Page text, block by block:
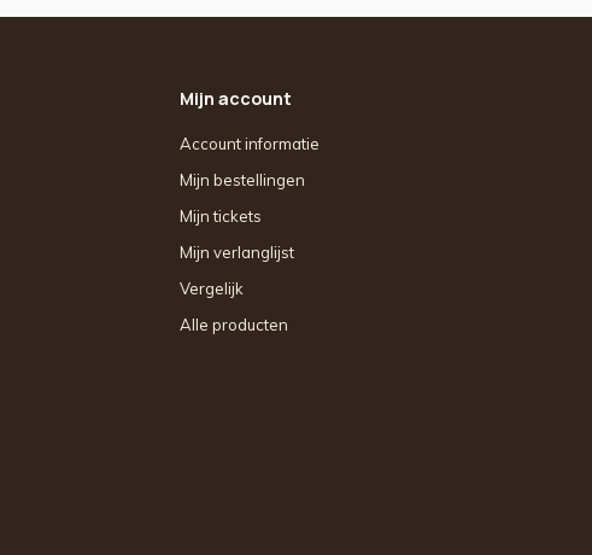
Mijn account
Account informatie
Mijn bestellingen
Mijn tickets
Mijn verlanglijst
Vergelijk
Alle producten